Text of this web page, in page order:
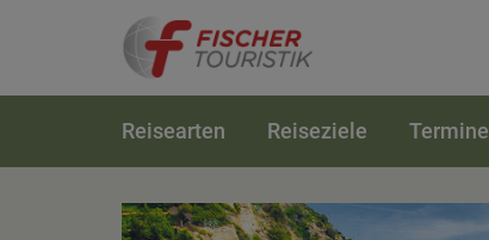
Reisearten Reiseziele Termine